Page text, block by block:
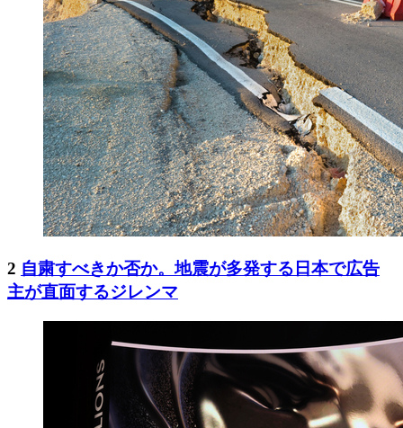
2 自粛すべきか否か。地震が多発する日本で広告
主が直面するジレンマ